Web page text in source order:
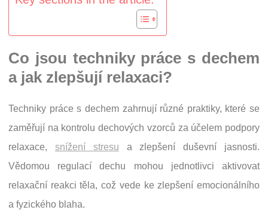
Co jsou techniky práce s dechem
a jak zlepšují relaxaci?
Techniky práce s dechem zahrnují různé praktiky, které se
zaměřují na kontrolu dechových vzorců za účelem podpory
relaxace, snížení stresu a zlepšení duševní jasnosti.
Vědomou regulací dechu mohou jednotlivci aktivovat
relaxační reakci těla, což vede ke zlepšení emocionálního
a fyzického blaha.